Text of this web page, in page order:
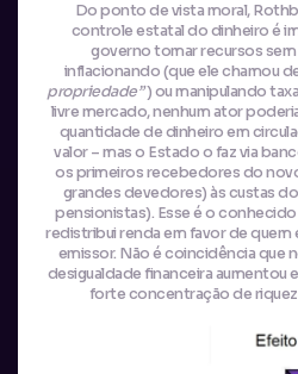
Do ponto de vista moral,
controle estatal do dinheiro é
governo tomar recursos
inflacionando (que ele chamou
propriedade”) ou manipulando
livre mercado, nenhum ator
quantidade de dinheiro em
valor – mas o Estado o faz via
os primeiros recebedores do
grandes devedores) às custas
pensionistas). Esse é o
redistribui renda em favor de
emissor. Não é coincidência que
desigualdade financeira aumentou
forte concentração de